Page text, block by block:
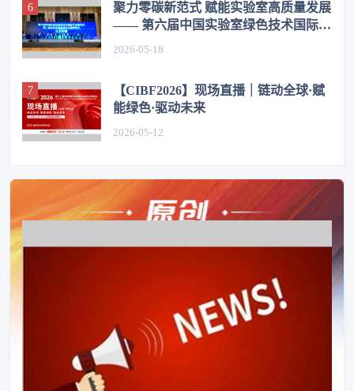
聚力零碳新范式 赋能实验室高质量发展
—— 第六届中国实验室绿色技术国际学
2026-05-18
【CIBF2026】现场直播｜链动全球·赋
能绿色·驱动未来
2026-05-12